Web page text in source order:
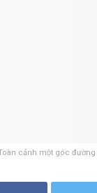
cảnh một góc đường